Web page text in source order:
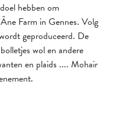
hebben om
Farm in Gennes. Volg
geproduceerd. De
wol en andere
en plaids .... Mohair